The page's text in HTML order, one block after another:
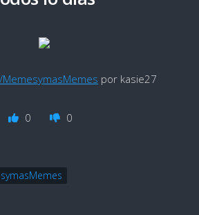
por kasie27
0 0